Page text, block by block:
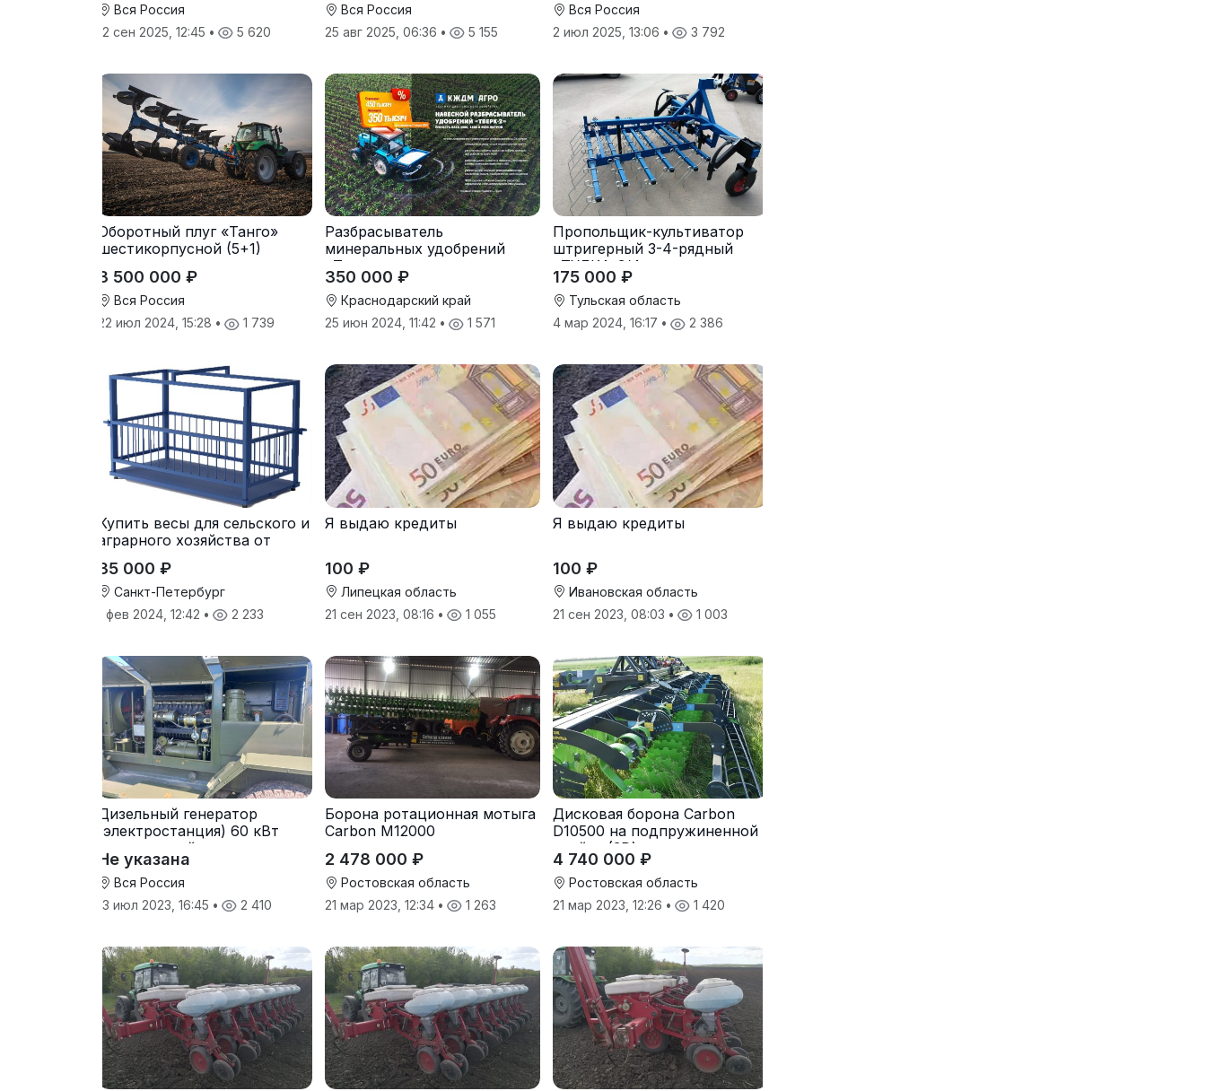
Вся Россия
12 сен 2025, 12:45 • 5 620
Вся Россия
25 авг 2025, 06:36 • 5 155
Вся Россия
2 июл 2025, 13:06 • 3 792
Оборотный плуг «Танго»
шестикорпусной (5+1)
3 500 000 ₽
Вся Россия
22 июл 2024, 15:28 • 1 739
Разбрасыватель
минеральных удобрений
«Тверк»
350 000 ₽
Краснодарский край
25 июн 2024, 11:42 • 1 571
Пропольщик-культиватор
штригерный 3-4-рядный
«ТУЛКА-3/4»
175 000 ₽
Тульская область
4 мар 2024, 16:17 • 2 386
Купить весы для сельского и
аграрного хозяйства от
35 000 ₽
Санкт-Петербург
1 фев 2024, 12:42 • 2 233
Я выдаю кредиты
100 ₽
Липецкая область
21 сен 2023, 08:16 • 1 055
Я выдаю кредиты
100 ₽
Ивановская область
21 сен 2023, 08:03 • 1 003
Дизельный генератор
(электростанция) 60 кВт
-автономный источник
электроэнергии
Не указана
Вся Россия
13 июл 2023, 16:45 • 2 410
Борона ротационная мотыга
Carbon М12000
2 478 000 ₽
Ростовская область
21 мар 2023, 12:34 • 1 263
Дисковая борона Carbon
D10500 на подпружиненной
стойке (3D)
4 740 000 ₽
Ростовская область
21 мар 2023, 12:26 • 1 420